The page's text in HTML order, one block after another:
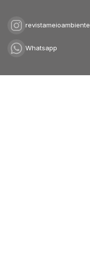
revistameioambiente
Whatsapp